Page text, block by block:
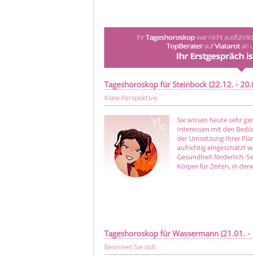
Tageshoroskop für Steinbock (22.12. -
Klare Perspektive
Sie wissen heute sehr
Interessen mit den
der Umsetzung Ihrer
aufrichtig eingeschätzt
Gesundheit förderlich.
Körper für Zeiten, in
Tageshoroskop für Wassermann (21.01. -
Besinnen Sie sich